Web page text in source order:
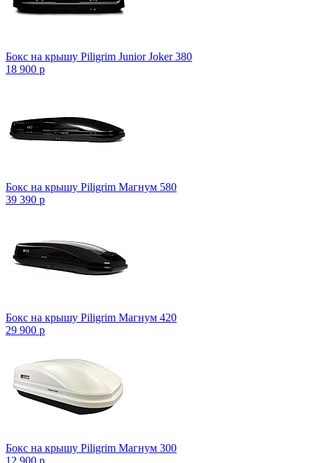
Бокс на крышу Piligrim Junior Joker 380
18 900 p
Бокс на крышу Piligrim Магнум 580
39 390 p
Бокс на крышу Piligrim Магнум 420
29 900 p
Бокс на крышу Piligrim Магнум 300
12 900 p